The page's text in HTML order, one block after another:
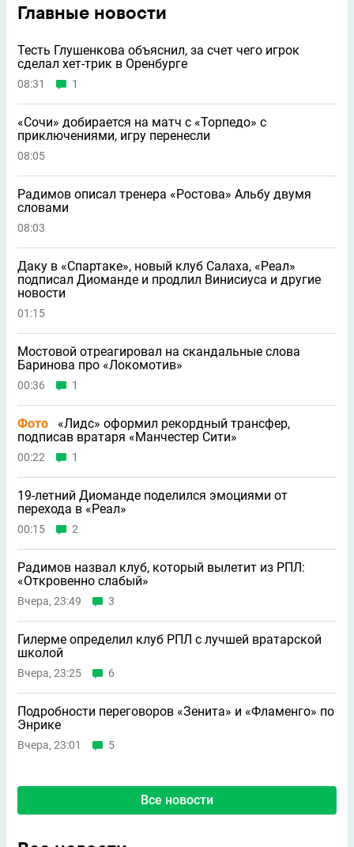
Главные новости
Тесть Глушенкова объяснил, за счет чего игрок
сделал хет-трик в Оренбурге
08:31 1
«Сочи» добирается на матч с «Торпедо» с
приключениями, игру перенесли
08:05
Радимов описал тренера «Ростова» Альбу двумя
словами
08:03
Даку в «Спартаке», новый клуб Салаха, «Реал»
подписал Диоманде и продлил Винисиуса и другие
новости
01:15
Мостовой отреагировал на скандальные слова
Баринова про «Локомотив»
00:36 1
Фото
«Лидс» оформил рекордный трансфер,
подписав вратаря «Манчестер Сити»
00:22 1
19-летний Диоманде поделился эмоциями от
перехода в «Реал»
00:15 2
Радимов назвал клуб, который вылетит из РПЛ:
«Откровенно слабый»
Вчера, 23:49 3
Гилерме определил клуб РПЛ с лучшей вратарской
школой
Вчера, 23:25 6
Подробности переговоров «Зенита» и «Фламенго» по
Энрике
Вчера, 23:01 5
Все новости